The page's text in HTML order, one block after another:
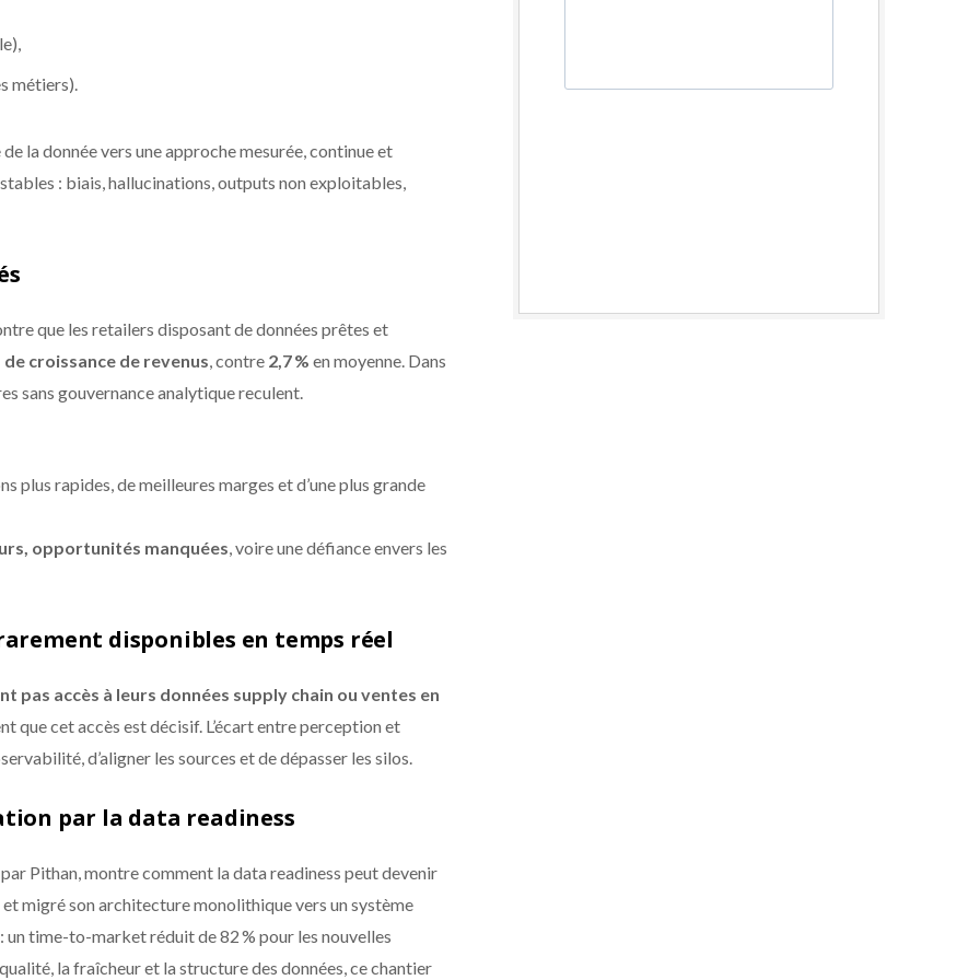
métiers).
la donnée vers une approche mesurée, continue et
: biais, hallucinations, outputs non exploitables,
que les retailers disposant de données prêtes et
de croissance de revenus , contre 2,7 % en moyenne. Dans
sans gouvernance analytique reculent.
plus rapides, de meilleures marges et d’une plus grande
opportunités manquées , voire une défiance envers les
disponibles en temps réel
pas accès à leurs données supply chain ou ventes en
que cet accès est décisif. L’écart entre perception et
d’aligner les sources et de dépasser les silos.
par la data readiness
Pithan, montre comment la data readiness peut devenir
et migré son architecture monolithique vers un système
time-to-market réduit de 82 % pour les nouvelles
la fraîcheur et la structure des données, ce chantier